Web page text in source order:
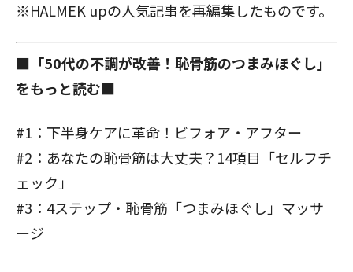
※HALMEK upの人気記事を再編集したものです。
■「50代の不調が改善！恥骨筋のつまみほぐし」
をもっと読む■
#1：下半身ケアに革命！ビフォア・アフター
#2：あなたの恥骨筋は大丈夫？14項目「セルフチ
ェック」
#3：4ステップ・恥骨筋「つまみほぐし」マッサ
ージ